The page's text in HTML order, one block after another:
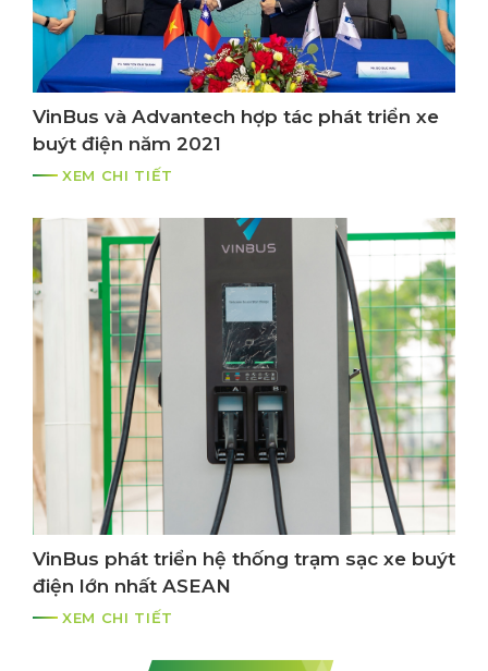
VinBus và Advantech hợp tác phát triển xe
buýt điện năm 2021
XEM CHI TIẾT
VinBus phát triển hệ thống trạm sạc xe buýt
điện lớn nhất ASEAN
XEM CHI TIẾT